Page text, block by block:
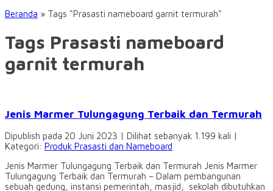
Beranda » Tags "Prasasti nameboard garnit termurah"
Tags Prasasti nameboard
garnit termurah
Jenis Marmer Tulungagung Terbaik dan Termurah
Dipublish pada 20 Juni 2023 | Dilihat sebanyak 1.199 kali |
Kategori: Produk Prasasti dan Nameboard
Jenis Marmer Tulungagung Terbaik dan Termurah Jenis Marmer
Tulungagung Terbaik dan Termurah – Dalam pembangunan
sebuah gedung, instansi pemerintah, masjid, sekolah dibutuhkan